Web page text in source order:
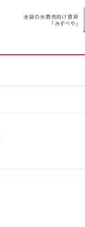
池袋の水商売向け賃貸
「みずべや」